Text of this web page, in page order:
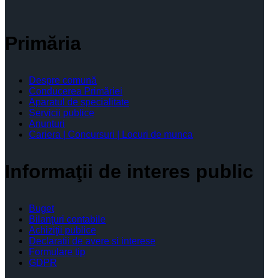
Primăria
Despre comună
Conducerea Primăriei
Aparatul de specialitate
Servicii publice
Anunturi
Cariera | Concursuri | Locuri de munca
Informaţii de interes public
Buget
Bilanţuri contabile
Achiziţii publice
Declaratii de avere si interese
Formulare tip
GDPR